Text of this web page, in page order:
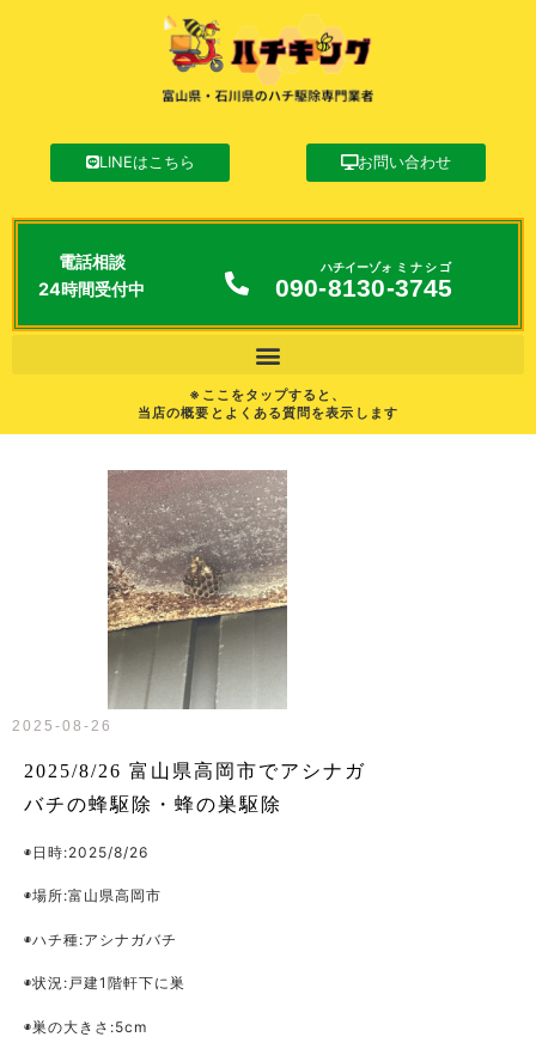
LINEはこちら お問い合わせ
電話相談
24時間受付中
090-8130
ハチイーゾォ
-3745
ミナシゴ
※ここをタップすると、
当店の概要とよくある質問を表示します
2025-08-26
2025/8/26 富山県高岡市でアシナガ
バチの蜂駆除・蜂の巣駆除
◉日時:2025/8/26
◉場所:富山県高岡市
◉ハチ種:アシナガバチ
◉状況:戸建1階軒下に巣
◉巣の大きさ:5cm